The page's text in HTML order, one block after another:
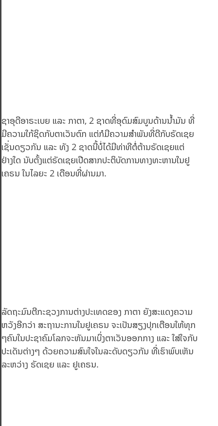
ຊາອຸດີອາຣະເບຍ ແລະ ກາຕາ, 2 ຊາດທີ່ອຸດົມສົມບູນດ້ານນໍ້າມັນ ທີ່
ມີຄວາມໃກ້ຊິດກັບຕາເວັນຕົກ ແຕ່ກໍມີຄວາມສຳພັນທີ່ດີກັບຣັດເຊຍ
ເຊັ່ນດຽວກັນ ແລະ ທັງ 2 ຊາດນີ້ບໍ່ໄດ້ມີທ່າທີຕໍ່ຕ້ານຣັດເຊຍແຕ່
ຢ່າງໃດ ນັບຕັ້ງແຕ່ຣັດເຊຍເປີດສາກປະຕິບັດການທາງທະຫານໃນຢູ
ເຄຣນ ໃນໄລຍະ 2 ເດືອນທີ່ຜ່ານມາ.
ລັດຖະມົນຕີກະຊວງການຕ່າງປະເທດຂອງ ກາຕາ ຍັງສະແດງຄວາມ
ຫວັງອີກວ່າ ສະຖານະການໃນຢູເຄຣນ ຈະເປັນສຽງປຸກເຕືອນໃຫ້ທຸກ
ໆຄົນໃນປະຊາຄົມໂລກຈະຫັນມາເບິ່ງຕາເວັນອອກກາງ ແລະ ໃສ່ໃຈກັບ
ປະເດັນຕ່າງໆ ດ້ວຍຄວາມສົນໃຈໃນລະດັບດຽວກັນ ທີ່ເຮົາພົບເຫັນ
ລະຫວ່າງ ຣັດເຊຍ ແລະ ຢູເຄຣນ.